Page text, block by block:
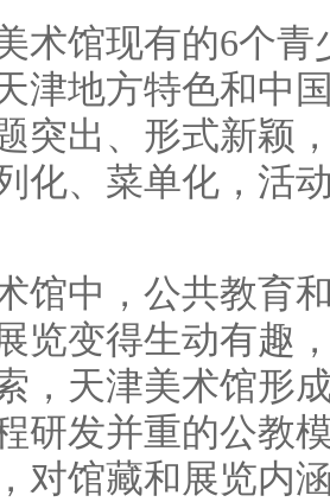
术馆现有的6个
津地方特色和中
突出、形式新颖
化、菜单化，活
馆中，公共教育
览变得生动有趣
，天津美术馆形
研发并重的公教
对馆藏和展览内